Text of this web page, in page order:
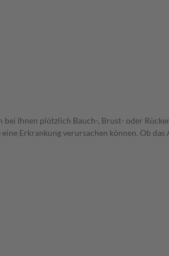
Ihnen plötzlich Bauch-, Brust- oder
Erkrankung verursachen können. Ob